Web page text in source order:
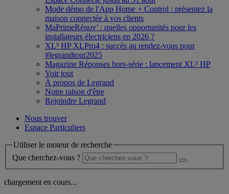
Mode démo de l'App Home + Control : présentez la
maison connectée à vos clients
MaPrimeRénov’ : quelles opportunités pour les
installateurs électriciens en 2026 ?
XL³ HP XLPro4 : succès au rendez-vous pour
#legrandtour2025
Magazine Réponses hors-série : lancement XL³ HP
Voir tout
À propos de Legrand
Notre raison d'être
Rejoindre Legrand
Nous trouver
Espace Particuliers
Utiliser le moteur de recherche
Que cherchez-vous ?
chargement en cours...